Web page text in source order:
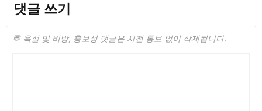
댓글 쓰기
💬 욕설 및 비방, 홍보성 댓글은 사전 통보 없이 삭제됩니다.